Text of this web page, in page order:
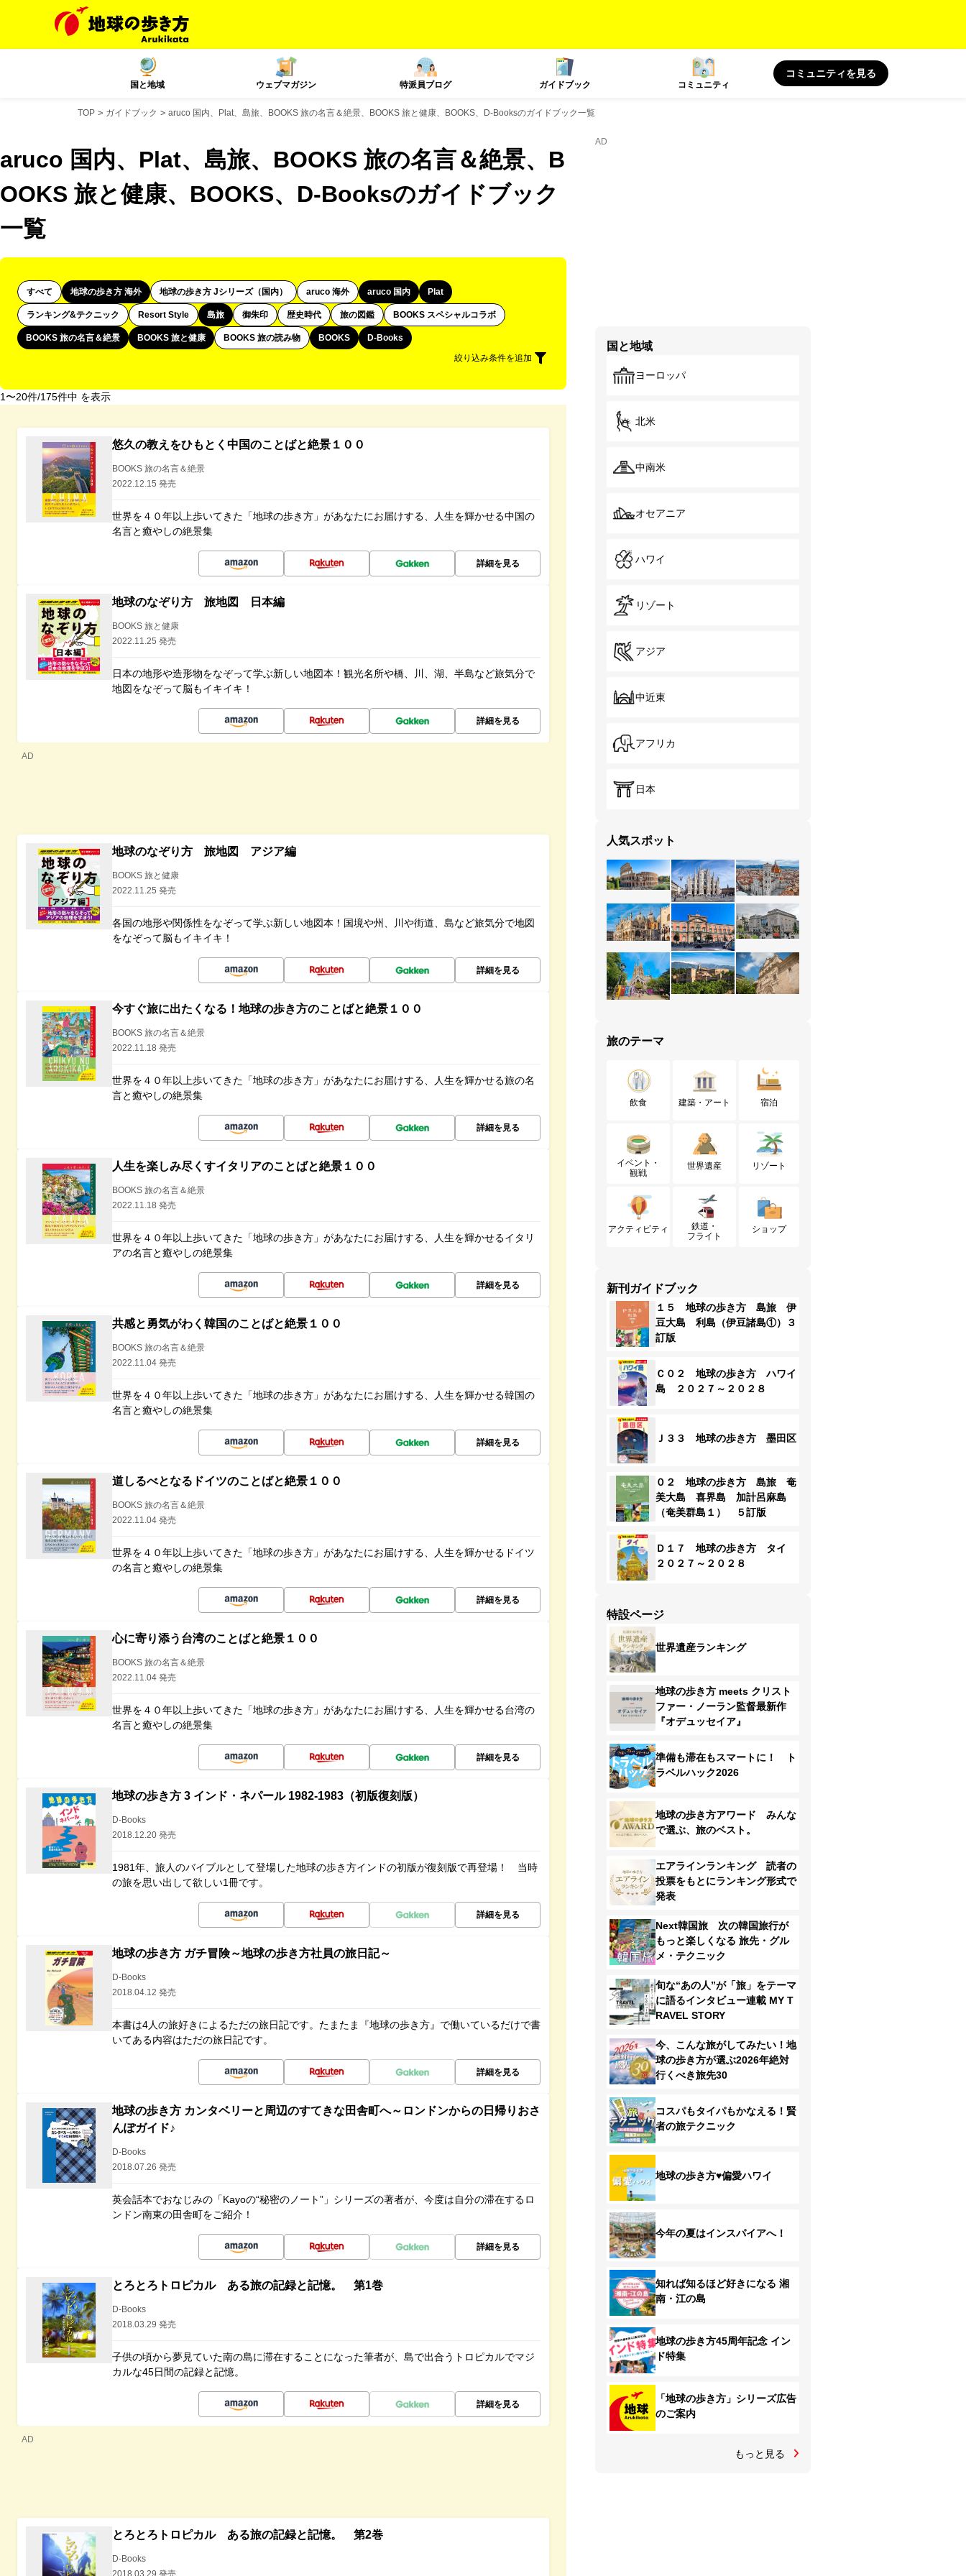
国と地域 ウェブマガジン 特派員ブログ ガイドブック コミュニティ
コミュニティを見る
TOP ガイドブック aruco 国内、Plat、島旅、BOOKS 旅の名言＆絶景、BOOKS 旅と健康、BOOKS、D-Booksのガイドブック一覧
aruco 国内、Plat、島旅、BOOKS 旅の名言＆絶景、B
OOKS 旅と健康、BOOKS、D-Booksのガイドブック
一覧
すべて 地球の歩き方 海外 地球の歩き方 Jシリーズ（国内） aruco 海外 aruco 国内 Plat
ランキング&テクニック Resort Style 島旅 御朱印 歴史時代 旅の図鑑 BOOKS スペシャルコラボ
BOOKS 旅の名言＆絶景 BOOKS 旅と健康 BOOKS 旅の読み物 BOOKS D-Books
絞り込み条件を追加
1〜20件/175件中 を表示
悠久の教えをひもとく中国のことばと絶景１００
BOOKS 旅の名言＆絶景
2022.12.15 発売
世界を４０年以上歩いてきた「地球の歩き方」があなたにお届けする、人生を輝かせる中国の
名言と癒やしの絶景集
詳細を見る
地球のなぞり方 旅地図 日本編
BOOKS 旅と健康
2022.11.25 発売
日本の地形や造形物をなぞって学ぶ新しい地図本！観光名所や橋、川、湖、半島など旅気分で
地図をなぞって脳もイキイキ！
詳細を見る
AD
地球のなぞり方 旅地図 アジア編
BOOKS 旅と健康
2022.11.25 発売
各国の地形や関係性をなぞって学ぶ新しい地図本！国境や州、川や街道、島など旅気分で地図
をなぞって脳もイキイキ！
詳細を見る
今すぐ旅に出たくなる！地球の歩き方のことばと絶景１００
BOOKS 旅の名言＆絶景
2022.11.18 発売
世界を４０年以上歩いてきた「地球の歩き方」があなたにお届けする、人生を輝かせる旅の名
言と癒やしの絶景集
詳細を見る
人生を楽しみ尽くすイタリアのことばと絶景１００
BOOKS 旅の名言＆絶景
2022.11.18 発売
世界を４０年以上歩いてきた「地球の歩き方」があなたにお届けする、人生を輝かせるイタリ
アの名言と癒やしの絶景集
詳細を見る
共感と勇気がわく韓国のことばと絶景１００
BOOKS 旅の名言＆絶景
2022.11.04 発売
世界を４０年以上歩いてきた「地球の歩き方」があなたにお届けする、人生を輝かせる韓国の
名言と癒やしの絶景集
詳細を見る
道しるべとなるドイツのことばと絶景１００
BOOKS 旅の名言＆絶景
2022.11.04 発売
世界を４０年以上歩いてきた「地球の歩き方」があなたにお届けする、人生を輝かせるドイツ
の名言と癒やしの絶景集
詳細を見る
心に寄り添う台湾のことばと絶景１００
BOOKS 旅の名言＆絶景
2022.11.04 発売
世界を４０年以上歩いてきた「地球の歩き方」があなたにお届けする、人生を輝かせる台湾の
名言と癒やしの絶景集
詳細を見る
地球の歩き方 3 インド・ネパール 1982-1983（初版復刻版）
D-Books
2018.12.20 発売
1981年、旅人のバイブルとして登場した地球の歩き方インドの初版が復刻版で再登場！ 当時
の旅を思い出して欲しい1冊です。
詳細を見る
地球の歩き方 ガチ冒険～地球の歩き方社員の旅日記～
D-Books
2018.04.12 発売
本書は4人の旅好きによるただの旅日記です。たまたま『地球の歩き方』で働いているだけで書
いてある内容はただの旅日記です。
詳細を見る
地球の歩き方 カンタベリーと周辺のすてきな田舎町へ～ロンドンからの日帰りおさ
んぽガイド♪
D-Books
2018.07.26 発売
英会話本でおなじみの「Kayoの“秘密のノート”」シリーズの著者が、今度は自分の滞在するロ
ンドン南東の田舎町をご紹介！
詳細を見る
とろとろトロピカル ある旅の記録と記憶。 第1巻
D-Books
2018.03.29 発売
子供の頃から夢見ていた南の島に滞在することになった筆者が、島で出合うトロピカルでマジ
カルな45日間の記録と記憶。
詳細を見る
AD
とろとろトロピカル ある旅の記録と記憶。 第2巻
D-Books
2018.03.29 発売
AD
国と地域
ヨーロッパ
北米
中南米
オセアニア
ハワイ
リゾート
アジア
中近東
アフリカ
日本
人気スポット
旅のテーマ
飲食 建築・アート 宿泊
イベント・
観戦
世界遺産 リゾート
アクティビティ
鉄道・
フライト
ショップ
新刊ガイドブック
１５ 地球の歩き方 島旅 伊
豆大島 利島（伊豆諸島①）３
訂版
Ｃ０２ 地球の歩き方 ハワイ
島 ２０２７～２０２８
Ｊ３３ 地球の歩き方 墨田区
０２ 地球の歩き方 島旅 奄
美大島 喜界島 加計呂麻島
（奄美群島１） ５訂版
Ｄ１７ 地球の歩き方 タイ
２０２７～２０２８
特設ページ
世界遺産ランキング
地球の歩き方 meets クリスト
ファー・ノーラン監督最新作
『オデュッセイア』
準備も滞在もスマートに！ ト
ラベルハック2026
地球の歩き方アワード みんな
で選ぶ、旅のベスト。
エアラインランキング 読者の
投票をもとにランキング形式で
発表
Next韓国旅 次の韓国旅行が
もっと楽しくなる 旅先・グル
メ・テクニック
旬な“あの人”が「旅」をテーマ
に語るインタビュー連載 MY T
RAVEL STORY
今、こんな旅がしてみたい！地
球の歩き方が選ぶ2026年絶対
行くべき旅先30
コスパもタイパもかなえる！賢
者の旅テクニック
地球の歩き方♥偏愛ハワイ
今年の夏はインスパイアへ！
知れば知るほど好きになる 湘
南・江の島
地球の歩き方45周年記念 イン
ド特集
「地球の歩き方」シリーズ広告
のご案内
もっと見る